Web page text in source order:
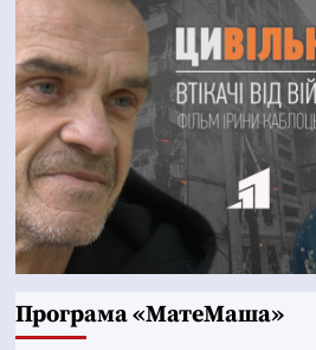
Програма «МатеМаша»